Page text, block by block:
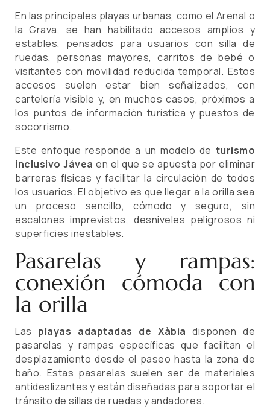
En las principales playas urbanas, como el Arenal o
la Grava, se han habilitado accesos amplios y
estables, pensados para usuarios con silla de
ruedas, personas mayores, carritos de bebé o
visitantes con movilidad reducida temporal. Estos
accesos suelen estar bien señalizados, con
cartelería visible y, en muchos casos, próximos a
los puntos de información turística y puestos de
socorrismo.
Este enfoque responde a un modelo de turismo
inclusivo Jávea en el que se apuesta por eliminar
barreras físicas y facilitar la circulación de todos
los usuarios. El objetivo es que llegar a la orilla sea
un proceso sencillo, cómodo y seguro, sin
escalones imprevistos, desniveles peligrosos ni
superficies inestables.
Pasarelas y rampas:
conexión cómoda con
la orilla
Las playas adaptadas de Xàbia disponen de
pasarelas y rampas específicas que facilitan el
desplazamiento desde el paseo hasta la zona de
baño. Estas pasarelas suelen ser de materiales
antideslizantes y están diseñadas para soportar el
tránsito de sillas de ruedas y andadores.